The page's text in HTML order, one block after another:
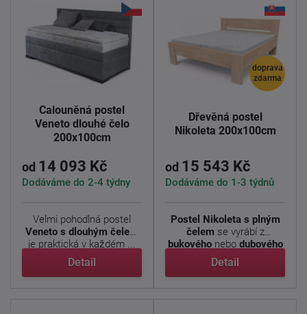
Čalouněná postel
Veneto dlouhé čelo
200x100cm
od 14 093 Kč
Dodáváme do 2-4 týdny
Velmi pohodlná postel
Veneto s dlouhým čelem
je praktická v každém ...
Detail
doprava
zdarma
Dřevěná postel
Nikoleta 200x100cm
od 15 543 Kč
Dodáváme do 1-3 týdnů
Postel Nikoleta s plným
čelem se vyrábí z
bukovéhonebo dubového
...
Detail